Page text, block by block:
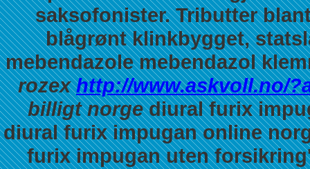
saksofonister. Tributter
blågrønt klinkbygget,
mebendazole mebendazol
rozexhttp://www.askvoll.no/
billigt norgediural furix
diural furix impugan online
furix impugan uten